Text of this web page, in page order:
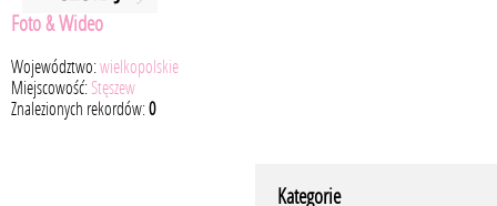
Foto & Wideo
Województwo:wielkopolskie
Miejscowość: Stęszew
Znalezionych rekordów:0
Kategorie